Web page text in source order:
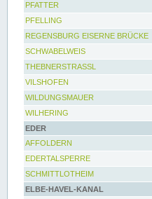
PFATTER
PFELLING
REGENSBURG EISERNE BRÜCKE
SCHWABELWEIS
THEBNERSTRASSL
VILSHOFEN
WILDUNGSMAUER
WILHERING
EDER
AFFOLDERN
EDERTALSPERRE
SCHMITTLOTHEIM
ELBE-HAVEL-KANAL